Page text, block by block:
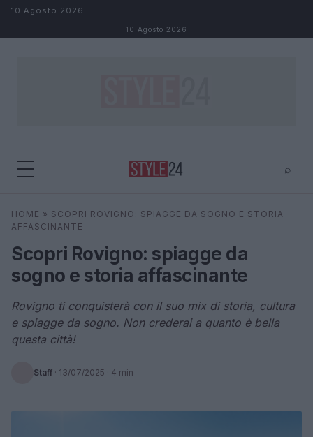
Salta al contenuto
10 Agosto 2026
10 Agosto 2026
⌕
Cerca ⌕
HOME » SCOPRI ROVIGNO: SPIAGGE DA SOGNO E STORIA
AFFASCINANTE
Scopri Rovigno: spiagge da
sogno e storia affascinante
Rovigno ti conquisterà con il suo mix di storia, cultura
e spiagge da sogno. Non crederai a quanto è bella
questa città!
Staff · 13/07/2025 · 4 min